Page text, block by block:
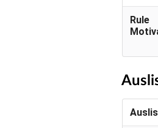
Rule